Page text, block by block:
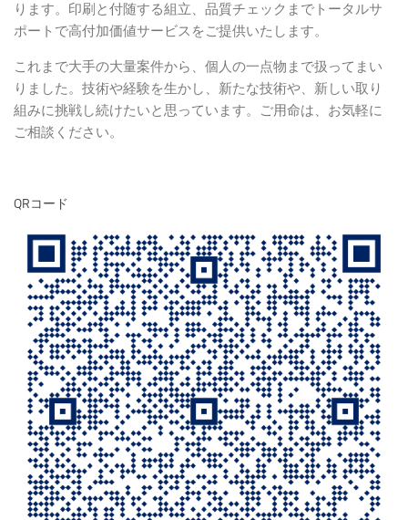
ります。印刷と付随する組立、品質チェックまでトータルサ
ポートで高付加価値サービスをご提供いたします。
これまで大手の大量案件から、個人の一点物まで扱ってまい
りました。技術や経験を生かし、新たな技術や、新しい取り
組みに挑戦し続けたいと思っています。ご用命は、お気軽に
ご相談ください。
QRコード